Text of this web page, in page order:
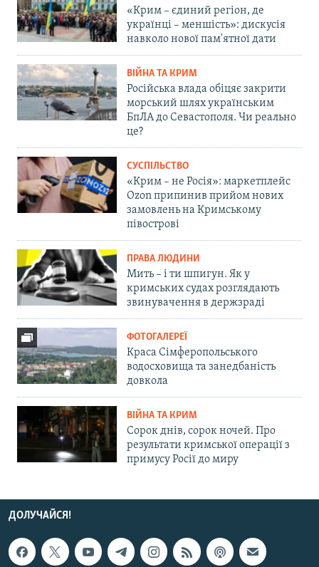
«Крим – єдиний регіон, де
українці – меншість»: дискусія
навколо нової пам'ятної дати
ВІЙНА ТА КРИМ
Російська влада обіцяє закрити
морський шлях українським
БпЛА до Севастополя. Чи реально
це?
СУСПІЛЬСТВО
«Крим – не Росія»: маркетплейс
Ozon припинив прийом нових
замовлень на Кримському
півострові
ПРАВА ЛЮДИНИ
Мить – і ти шпигун. Як у
кримських судах розглядають
звинувачення в держзраді
ФОТОГАЛЕРЕЇ
Краса Сімферопольського
водосховища та занедбаність
довкола
ВІЙНА ТА КРИМ
Сорок днів, сорок ночей. Про
результати кримської операції з
примусу Росії до миру
ДОЛУЧАЙСЯ!